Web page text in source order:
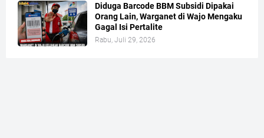
Diduga Barcode BBM Subsidi Dipakai
Orang Lain, Warganet di Wajo Mengaku
Gagal Isi Pertalite
Rabu, Juli 29, 2026